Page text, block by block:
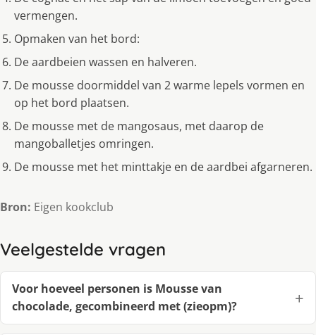
vermengen.
Opmaken van het bord:
De aardbeien wassen en halveren.
De mousse doormiddel van 2 warme lepels vormen en
op het bord plaatsen.
De mousse met de mangosaus, met daarop de
mangoballetjes omringen.
De mousse met het minttakje en de aardbei afgarneren.
Bron: Eigen kookclub
Veelgestelde vragen
Voor hoeveel personen is Mousse van
chocolade, gecombineerd met (zieopm)?